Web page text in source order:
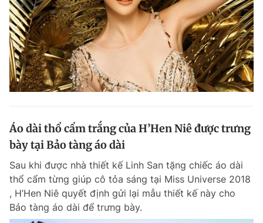
Áo dài thổ cẩm trắng của H’Hen Niê được trưng
bày tại Bảo tàng áo dài
Sau khi được nhà thiết kế Linh San tặng chiếc áo dài
thổ cẩm từng giúp cô tỏa sáng tại Miss Universe 2018
, H’Hen Niê quyết định gửi lại mẫu thiết kế này cho
Bảo tàng áo dài để trưng bày.